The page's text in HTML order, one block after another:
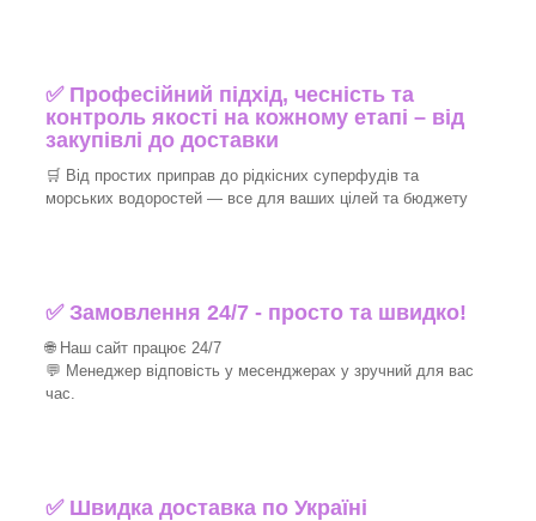
✅ Професійний підхід, чесність та
контроль якості на кожному етапі – від
закупівлі до доставки
🛒 Від простих приправ до рідкісних суперфудів та
морських водоростей — все для ваших цілей та бюджету
✅ Замовлення 24/7 - просто та швидко!
🌐 Наш сайт працює 24/7
💬 Менеджер відповість у месенджерах у зручний для вас
час.
✅Швидка доставка по Україні